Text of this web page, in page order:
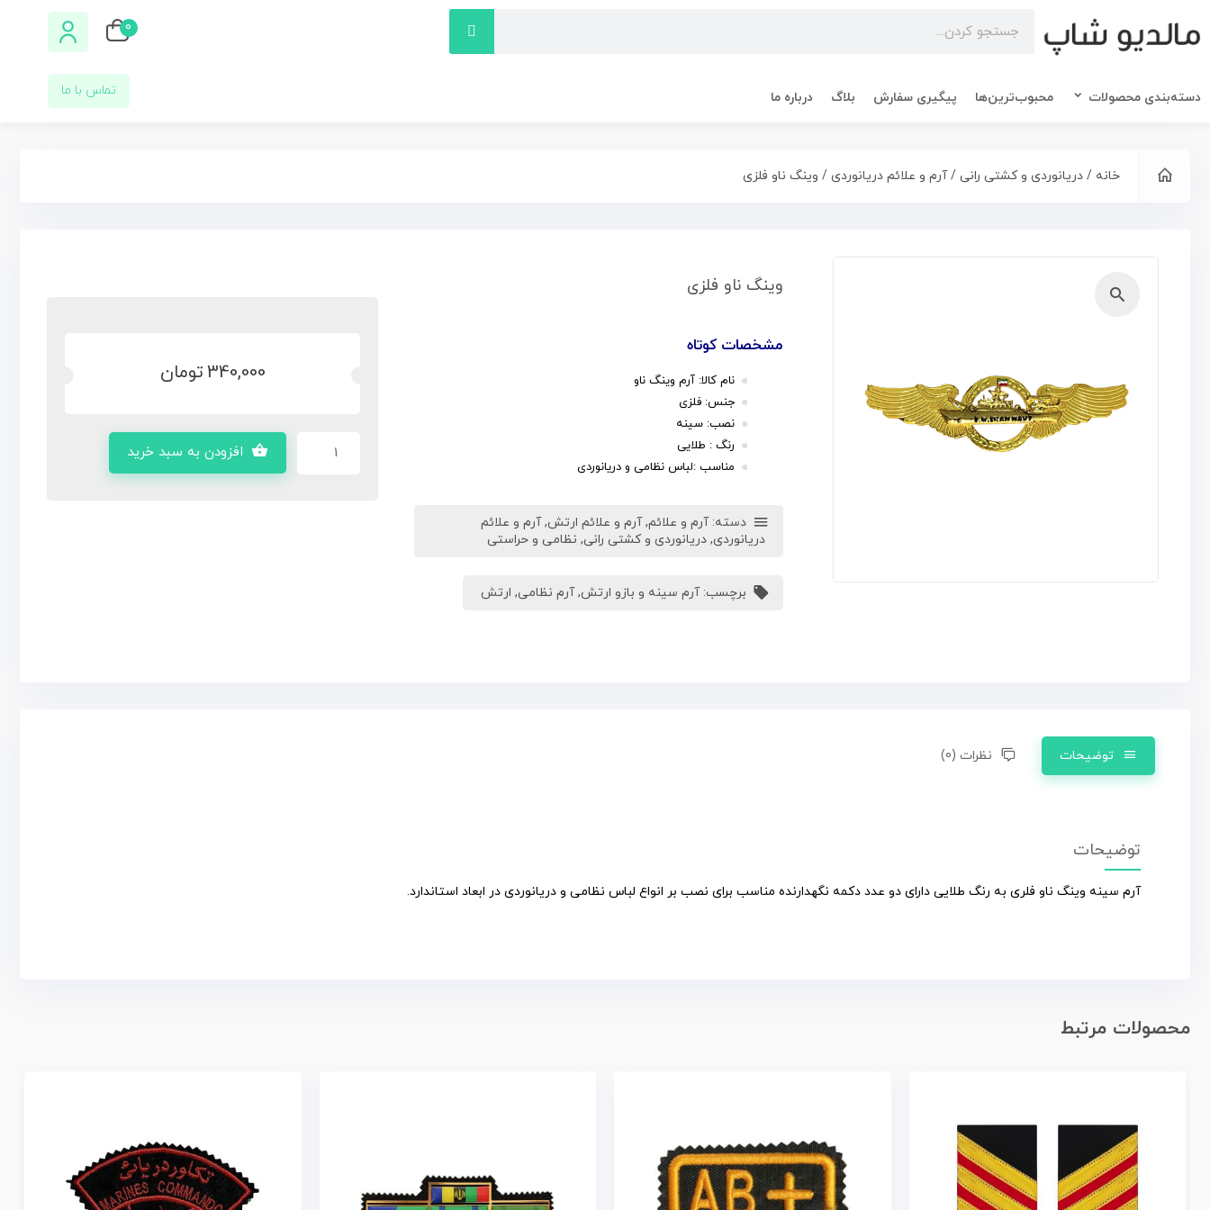
0
دسته‌بندی محصولات محبوب‌ترین‌ها پیگیری سفارش بلاگ درباره ما تماس با ما
خانه / دریانوردی و کشتی رانی /آرم و علائم دریانوردی / وینگ ناو فلزی
وینگ ناو فلزی
مشخصات کوتاه
نام کالا: آرم وینگ ناو
جنس: فلزی
نصب: سینه
رنگ : طلایی
مناسب :لباس نظامی و دریانوردی
دسته:آرم و علائم,آرم و علائم ارتش,آرم و علائم
دریانوردی, دریانوردی و کشتی رانی, نظامی و حراستی
برچسب:آرم سینه و بازو ارتش,آرم نظامی, ارتش
340,000تومان
افزودن به سبد خرید
توضیحات نظرات (0)
توضیحات
آرم سینه وینگ ناو فلری به رنگ طلایی دارای دو عدد دکمه نگهدارنده مناسب برای نصب بر انواع لباس نظامی و دریانوردی در ابعاد استاندارد.
محصولات مرتبط